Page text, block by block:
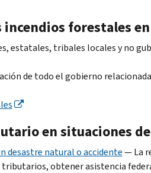
forestales
estatales, tribales locales y no
de todo el gobierno
en situaciones
desastre natural o accidente— La
obtener asistencia